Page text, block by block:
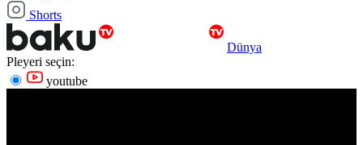
Shorts
Dünya
Pleyeri seçin:
youtube